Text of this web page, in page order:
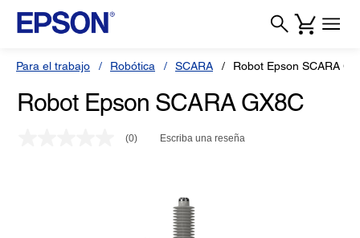
Para el trabajo Robótica SCARA Robot Epson SCARA
Robot Epson SCARA GX8C
Sin
(0) Escriba una reseña